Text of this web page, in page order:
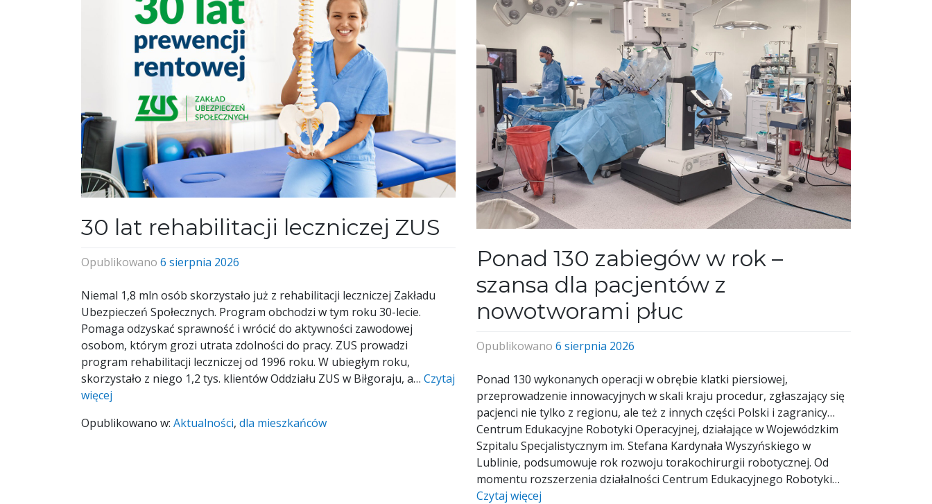
30 lat rehabilitacji leczniczej ZUS
Opublikowano 6 sierpnia 2026
Niemal 1,8 mln osób skorzystało już z rehabilitacji leczniczej Zakładu
Ubezpieczeń Społecznych. Program obchodzi w tym roku 30-lecie.
Pomaga odzyskać sprawność i wrócić do aktywności zawodowej
osobom, którym grozi utrata zdolności do pracy. ZUS prowadzi
program rehabilitacji leczniczej od 1996 roku. W ubiegłym roku,
skorzystało z niego 1,2 tys. klientów Oddziału ZUS w Biłgoraju, a… Czytaj
więcej
Opublikowano w: Aktualności, dla mieszkańców
Ponad 130 zabiegów w rok –
szansa dla pacjentów z
nowotworami płuc
Opublikowano 6 sierpnia 2026
Ponad 130 wykonanych operacji w obrębie klatki piersiowej,
przeprowadzenie innowacyjnych w skali kraju procedur, zgłaszający się
pacjenci nie tylko z regionu, ale też z innych części Polski i zagranicy…
Centrum Edukacyjne Robotyki Operacyjnej, działające w Wojewódzkim
Szpitalu Specjalistycznym im. Stefana Kardynała Wyszyńskiego w
Lublinie, podsumowuje rok rozwoju torakochirurgii robotycznej. Od
momentu rozszerzenia działalności Centrum Edukacyjnego Robotyki…
Czytaj więcej